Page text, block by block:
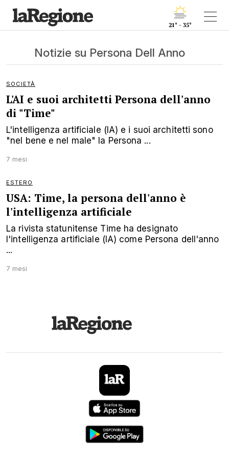
21° - 35°
Notizie su Persona Dell Anno
SOCIETÀ
L'AI e suoi architetti Persona dell'anno
di "Time"
L'intelligenza artificiale (IA) e i suoi architetti sono
"nel bene e nel male" la Persona ...
7 mesi
ESTERO
USA: Time, la persona dell'anno è
l'intelligenza artificiale
La rivista statunitense Time ha designato
l'intelligenza artificiale (IA) come Persona dell'anno
...
7 mesi